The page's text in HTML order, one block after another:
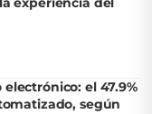
el 47.9%
según